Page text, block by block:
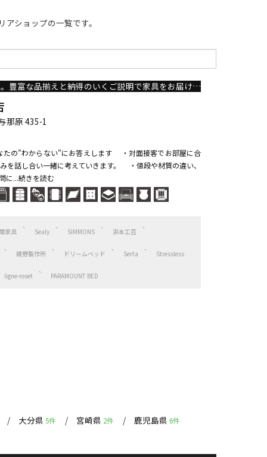
ショップの一覧です。
1954年創業の老舗家具店。豊富な品揃えと納得のいくご説明で家具をお届けします。
那原 435-1
の”わからない”にお答えします ・対面接客でお部屋に合
を話し合い一緒に考えていきます。 ・値段や材質の違い、
に...続きを読む
関家具 Sealy SIMMONS 浜本工芸
綾野製作所 ドリームベッド Serta Stressless
ligne-roset PARAMOUNT BED
大分県 5件 宮崎県 2件 鹿児島県 6件